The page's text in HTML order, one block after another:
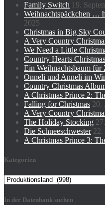
Family Switch 19.
Weihnachtspäckchen …
2025
Christmas in Big Sky
A Very Country
We Need a Little
Country Hearts Christmas
Ein Weihnachtsbaum für
Onneli und Anneli im
Country Christmas
A Christmas Prince 2:
Falling for Christmas 20.
A Very Country
The Holiday Stocking
Die Schneeschwester 22.
A Christmas Prince 3:
Kategorien
Kategorien
In der Datenbank suchen